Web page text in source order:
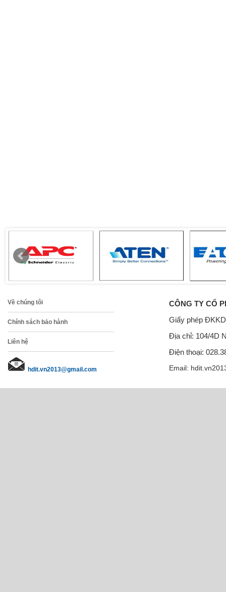
Về chúng tôi
Chính sách bảo hành
Liên hệ
hdit.vn2013@gmail.com
CÔNG TY CỔ
Giấy phép
Địa chỉ: 104/4D
Điện thoại:
Email: